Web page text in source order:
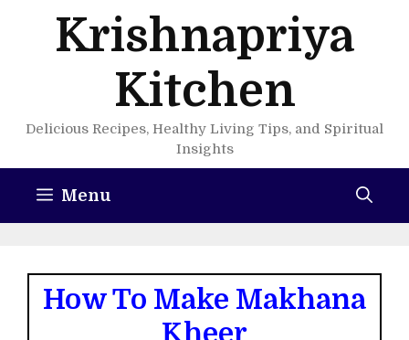
Krishnapriya
Kitchen
Delicious Recipes, Healthy Living Tips, and Spiritual
Insights
Menu
How To Make Makhana
Kheer